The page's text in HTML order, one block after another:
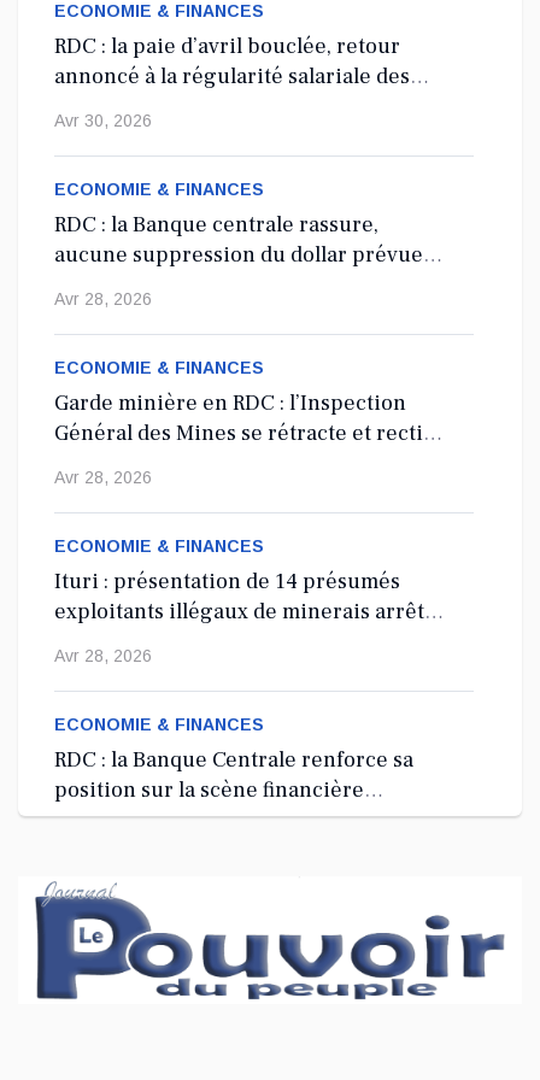
Mai 13, 2026
Nord-Kivu : le député Crispin Mbindule dans le
collimateur de l’ANR
Le député national Crispin Mbindule, également président du
conseil d’administration du Cadastre minier, fait l’objet d’un...
ECONOMIE & FINANCES
RDC : la paie d’avril bouclée, retour
annoncé à la régularité salariale des
Avr 30, 2026
ECONOMIE & FINANCES
RDC : la Banque centrale rassure,
aucune suppression du dollar prévue
Avr 28, 2026
ECONOMIE & FINANCES
Garde minière en RDC : l’Inspection
Général des Mines se rétracte et rectifie
Avr 28, 2026
ECONOMIE & FINANCES
Ituri : présentation de 14 présumés
exploitants illégaux de minerais arrêtés
Avr 28, 2026
ECONOMIE & FINANCES
RDC : la Banque Centrale renforce sa
position sur la scène financière
internationale à Washington, D.C.
ECONOMIE & FINANCES
RDC : lancement d’une Garde minière
nationale à 100 millions USD pour
sécuriser le secteur extractif